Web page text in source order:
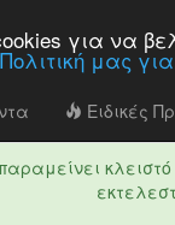
για να
Πολιτική μας
Ειδικές